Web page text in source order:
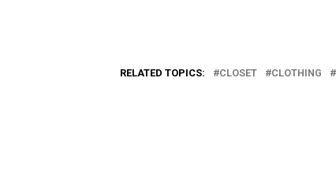
RELATED TOPICS: CLOSET CLOTHING